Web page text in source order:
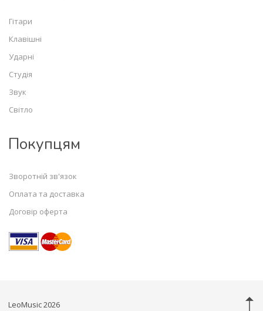
Гітари
Клавішні
Ударні
Студія
Звук
Світло
Покупцям
Зворотній зв'язок
Оплата та доставка
Договір оферта
LeoMusic 2026